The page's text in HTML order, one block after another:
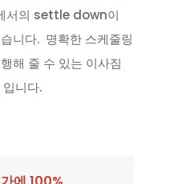
서의 settle down이
니다. 명확한 스케줄링
해 줄 수 있는 이사짐
니다.